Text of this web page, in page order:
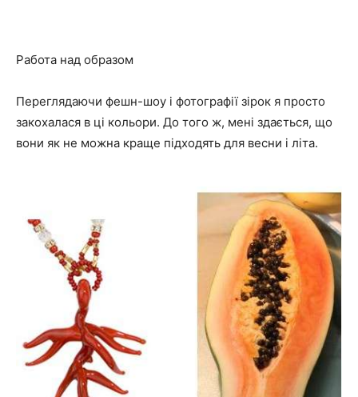
Работа над образом
Переглядаючи фешн-шоу і фотографії зірок я просто
закохалася в ці кольори. До того ж, мені здається, що
вони як не можна краще підходять для весни і літа.